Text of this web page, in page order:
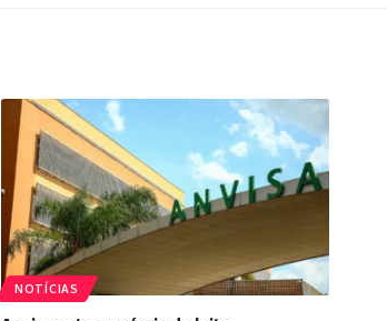
NOTÍCIAS